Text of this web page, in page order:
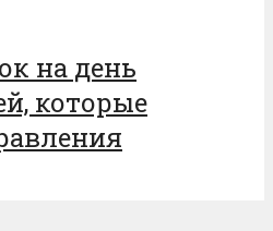
на день
которые